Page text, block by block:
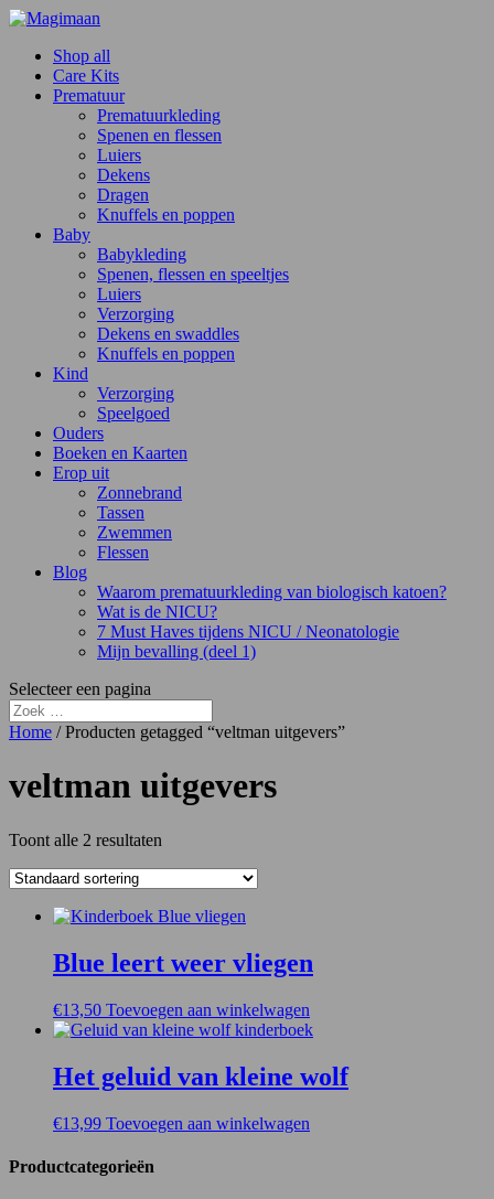
Shop all
Care Kits
Prematuur
Prematuurkleding
Spenen en flessen
Luiers
Dekens
Dragen
Knuffels en poppen
Baby
Babykleding
Spenen, flessen en speeltjes
Luiers
Verzorging
Dekens en swaddles
Knuffels en poppen
Kind
Verzorging
Speelgoed
Ouders
Boeken en Kaarten
Erop uit
Zonnebrand
Tassen
Zwemmen
Flessen
Blog
Waarom prematuurkleding van biologisch katoen?
Wat is de NICU?
7 Must Haves tijdens NICU / Neonatologie
Mijn bevalling (deel 1)
Selecteer een pagina
Home / Producten getagged “veltman uitgevers”
veltman uitgevers
Toont alle 2 resultaten
Blue leert weer vliegen
€13,50 Toevoegen aan winkelwagen
Het geluid van kleine wolf
€13,99 Toevoegen aan winkelwagen
Productcategorieën